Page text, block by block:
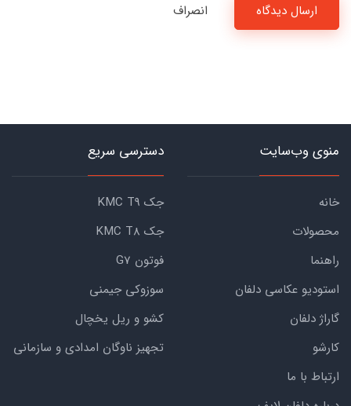
ارسال دیدگاه انصراف
منوی وب‌سایت
خانه
محصولات
راهنما
استودیو عکاسی دلفان
گاراژ دلفان
کارشو
ارتباط با ما
دسترسی سریع
جک KMC T9
جک KMC T8
فوتون G7
سوزوکی جیمنی
کشو و ریل یخچال
تجهیز ناوگان امدادی و سازمانی